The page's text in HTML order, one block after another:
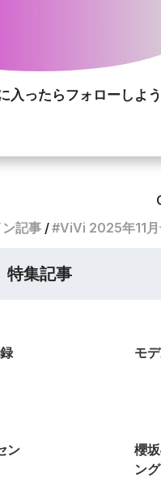
入ったらフォローしよう
記事 ViVi 2025年11
特集記事
モ
ン
櫻
ング